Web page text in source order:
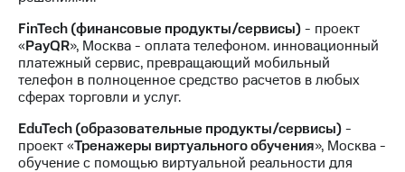
Акционерный
капитал
Контроль
и
аудит
Рынок
акций
Описание
Программа
FinTech (финансовые продукты/сервисы)- проект
«PayQR», Москва - оплата телефоном. инновационный
платежный сервис, превращающий мобильный
телефон в полноценное средство расчетов в любых
сферах торговли и услуг.
EduTech (образовательные продукты/сервисы)-
проект «Тренажеры виртуального обучения», Москва -
обучение с помощью виртуальной реальности для